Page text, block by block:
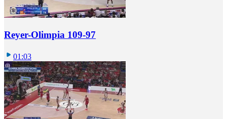
Reyer-Olimpia 109-97
01:03